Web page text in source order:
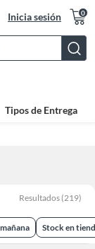
Inicia sesión 0
Tipos de Entrega
Resultados (219)
Stock en